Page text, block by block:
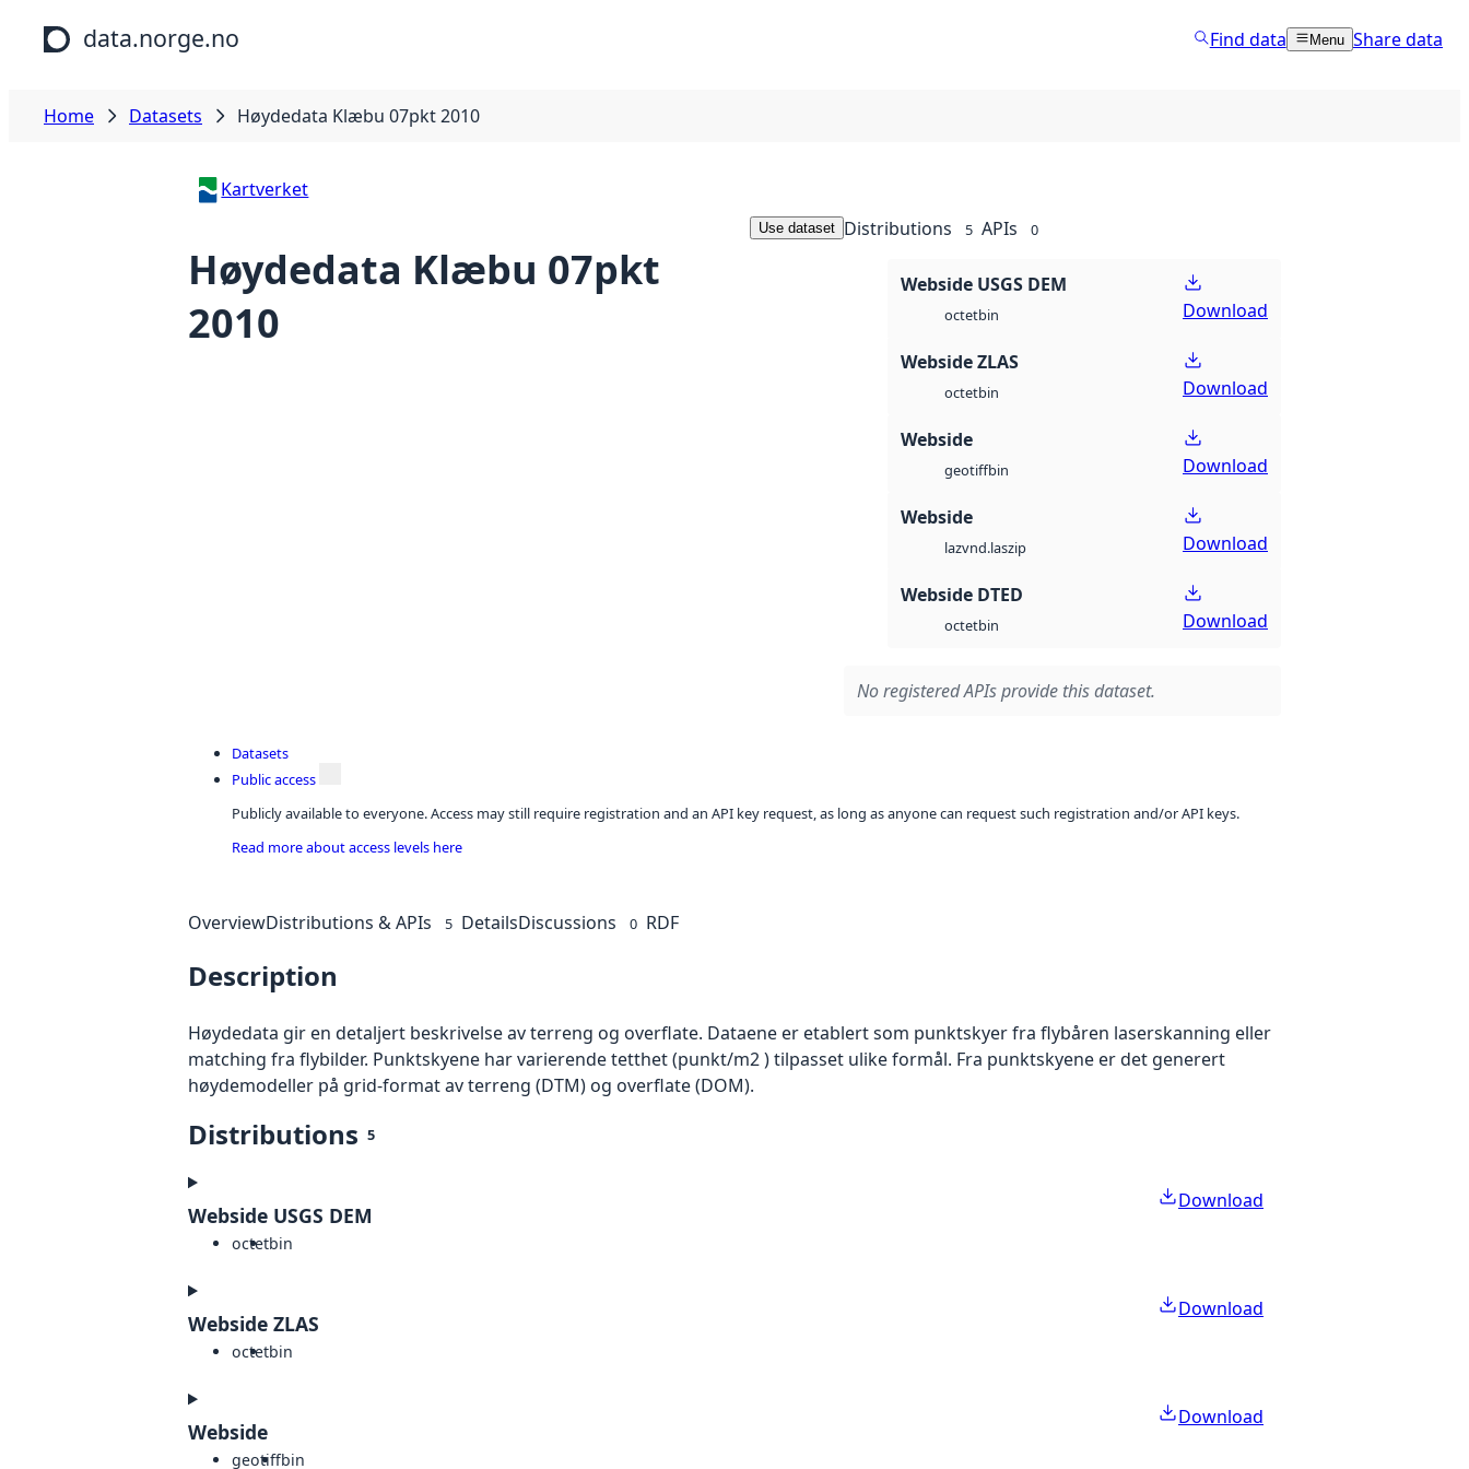
Skip to main content
data.norge.no Find data Menu Share data
Home Datasets Høydedata Klæbu 07pkt 2010
Kartverket
Høydedata Klæbu 07pkt
2010
Use dataset Distributions 5 APIs 0
Webside USGS DEM
octetbin Download
Webside ZLAS
octetbin Download
Webside
geotiffbin Download
Webside
lazvnd.laszip Download
Webside DTED
octetbin Download
No registered APIs provide this dataset.
Datasets
Public access
Publicly available to everyone. Access may still require registration and an API key request, as long as anyone can request such registration and/or API keys.
Read more about access levels here
OverviewDistributions & APIs 5 DetailsDiscussions 0 RDF
Description
Høydedata gir en detaljert beskrivelse av terreng og overflate. Dataene er etablert som punktskyer fra flybåren laserskanning eller
matching fra flybilder. Punktskyene har varierende tetthet (punkt/m2 ) tilpasset ulike formål. Fra punktskyene er det generert
høydemodeller på grid-format av terreng (DTM) og overflate (DOM).
Distributions 5
Webside USGS DEM
octetbin
Download
Webside ZLAS
octetbin
Download
Webside
geotiffbin
Download